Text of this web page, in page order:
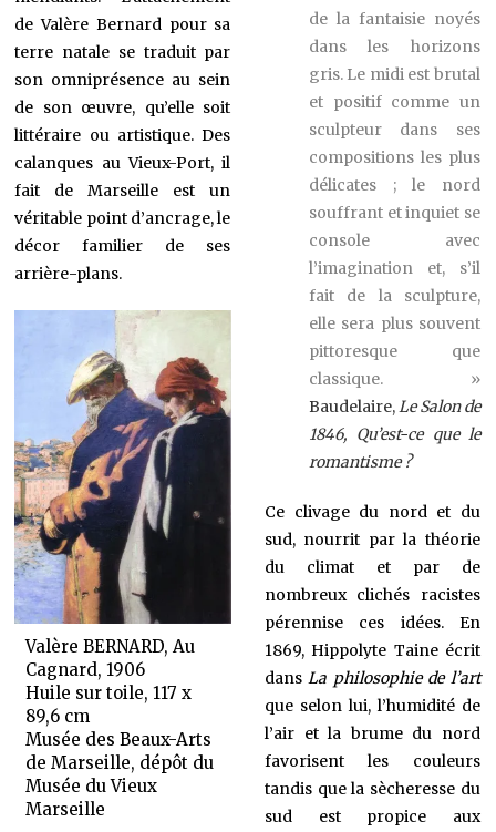
de Valère Bernard pour sa
terre natale se traduit par
son omniprésence au sein
de son œuvre, qu’elle soit
littéraire ou artistique. Des
calanques au Vieux-Port, il
fait de Marseille est un
véritable point d’ancrage, le
décor familier de ses
arrière-plans.
Valère BERNARD, Au
Cagnard, 1906
Huile sur toile, 117 x
89,6 cm
Musée des Beaux-Arts
de Marseille, dépôt du
Musée du Vieux
Marseille
de la fantaisie noyés
dans les horizons
gris. Le midi est brutal
et positif comme un
sculpteur dans ses
compositions les plus
délicates ; le nord
souffrant et inquiet se
console avec
l’imagination et, s’il
fait de la sculpture,
elle sera plus souvent
pittoresque que
classique. »
Baudelaire, Le Salon de
1846, Qu’est-ce que le
romantisme ?
Ce clivage du nord et du
sud, nourrit par la théorie
du climat et par de
nombreux clichés racistes
pérennise ces idées. En
1869, Hippolyte Taine écrit
dans La philosophie de l’art
que selon lui, l’humidité de
l’air et la brume du nord
favorisent les couleurs
tandis que la sècheresse du
sud est propice aux